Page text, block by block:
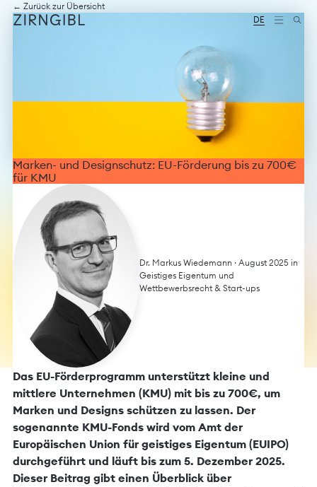
Zum
Inhalt
Diese
Website
technisch
umgesetzt
durchdachtes
Webtechnologien
DE
← Zurück zur Übersicht
Marken- und Designschutz: EU-Förderung bis zu 700€
für KMU
Dr. Markus Wiedemann · August 2025 in
Geistiges Eigentum und
Wettbewerbsrecht&Start-ups
Das EU-Förderprogramm unterstützt kleine und
mittlere Unternehmen (KMU) mit bis zu 700€, um
Marken und Designs schützen zu lassen. Der
sogenannte KMU-Fonds wird vom Amt der
Europäischen Union für geistiges Eigentum (EUIPO)
durchgeführt und läuft bis zum 5. Dezember 2025.
Dieser Beitrag gibt einen Überblick über